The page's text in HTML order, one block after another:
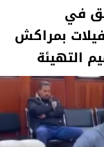
في
بمراكش
التهيئة